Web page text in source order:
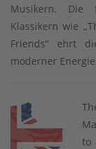
Musikern. Die
Klassikern wie
Friends“ ehrt
moderner
to